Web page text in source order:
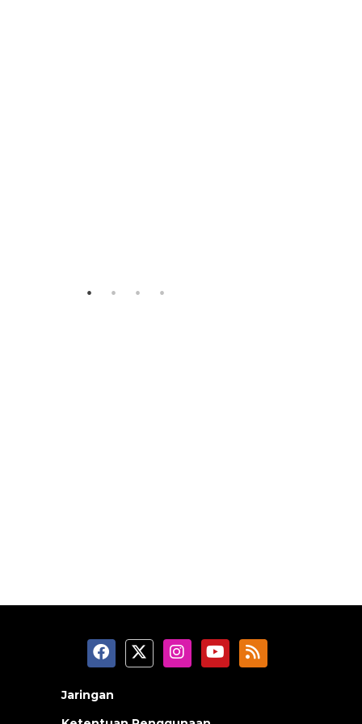
Jaringan